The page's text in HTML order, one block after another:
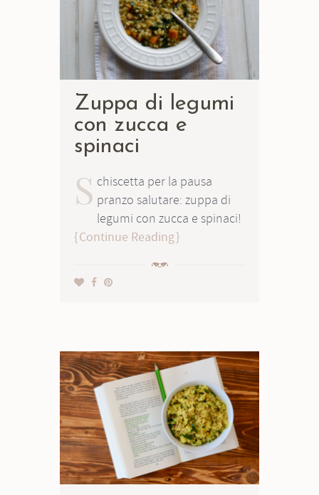
Zuppa di legumi
con zucca e
spinaci
S chiscetta per la pausa
pranzo salutare: zuppa di
legumi con zucca e spinaci!
Continue Reading